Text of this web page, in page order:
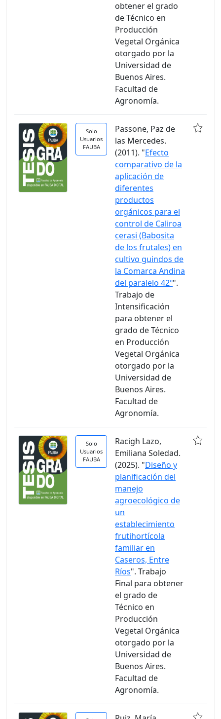
obtener el grado
de Técnico en
Producción
Vegetal Orgánica
otorgado por la
Universidad de
Buenos Aires.
Facultad de
Agronomía.
Solo
Usuarios
FAUBA
Passone, Paz de
las Mercedes.
(2011). "Efecto
comparativo de la
aplicación de
diferentes
productos
orgánicos para el
control de Caliroa
cerasi (Babosita
de los frutales) en
cultivo guindos de
la Comarca Andina
del paralelo 42º".
Trabajo de
Intensificación
para obtener el
grado de Técnico
en Producción
Vegetal Orgánica
otorgado por la
Universidad de
Buenos Aires.
Facultad de
Agronomía.
Solo
Usuarios
FAUBA
Racigh Lazo,
Emiliana Soledad.
(2025). "Diseño y
planificación del
manejo
agroecológico de
un
establecimiento
frutihortícola
familiar en
Caseros, Entre
Ríos". Trabajo
Final para obtener
el grado de
Técnico en
Producción
Vegetal Orgánica
otorgado por la
Universidad de
Buenos Aires.
Facultad de
Agronomía.